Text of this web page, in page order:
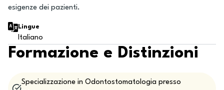
esigenze dei pazienti.
Lingue
Italiano
Formazione e Distinzioni
Specializzazione in Odontostomatologia presso